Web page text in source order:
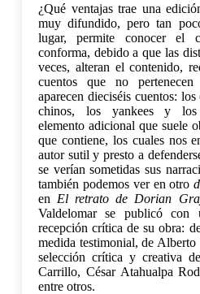
¿Qué ventajas trae una
muy difundido, pero tan
lugar, permite conocer el
conforma, debido a que las
veces, alteran el contenido,
cuentos que no
aparecen dieciséis cuentos:
chinos, los yankees y los
elemento adicional que suele
que contiene, los cuales nos
autor sutil y presto a
se verían sometidas sus
también podemos ver en otro
en El retrato de Dorian
Valdelomar se publicó con
recepción crítica de su obra:
medida testimonial, de Alberto
selección crítica y creativa
Carrillo, César Atahualpa
entre otros.